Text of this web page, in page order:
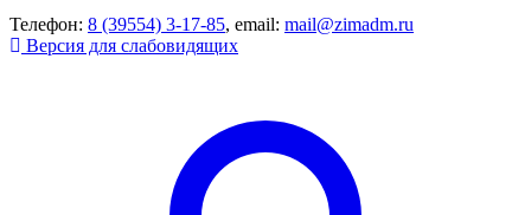
Телефон: 8 (39554) 3-17-85, email: mail@zimadm.ru
Версия для слабовидящих